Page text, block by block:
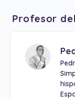
Profesor